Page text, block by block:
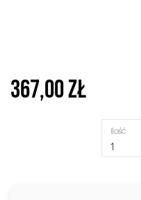
367,00 zł
Ilość
1